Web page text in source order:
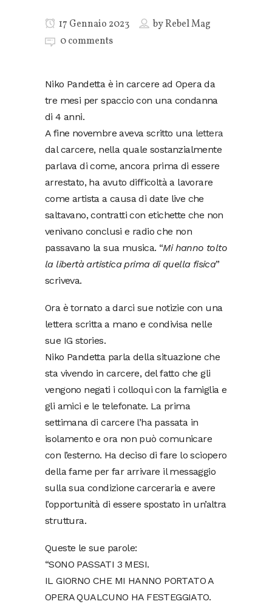
17 Gennaio 2023 byRebel Mag
0 comments
Niko Pandetta è in carcere ad Opera da
tre mesi per spaccio con una condanna
di 4 anni.
A fine novembre aveva scritto una lettera
dal carcere, nella quale sostanzialmente
parlava di come, ancora prima di essere
arrestato, ha avuto difficoltà a lavorare
come artista a causa di date live che
saltavano, contratti con etichette che non
venivano conclusi e radio che non
passavano la sua musica. “Mi hanno tolto
la libertà artistica prima di quella fisica”
scriveva.
Ora è tornato a darci sue notizie con una
lettera scritta a mano e condivisa nelle
sue IG stories.
Niko Pandetta parla della situazione che
sta vivendo in carcere, del fatto che gli
vengono negati i colloqui con la famiglia e
gli amici e le telefonate. La prima
settimana di carcere l’ha passata in
isolamento e ora non può comunicare
con l’esterno. Ha deciso di fare lo sciopero
della fame per far arrivare il messaggio
sulla sua condizione carceraria e avere
l’opportunità di essere spostato in un’altra
struttura.
Queste le sue parole:
“SONO PASSATI 3 MESI.
IL GIORNO CHE MI HANNO PORTATO A
OPERA QUALCUNO HA FESTEGGIATO.